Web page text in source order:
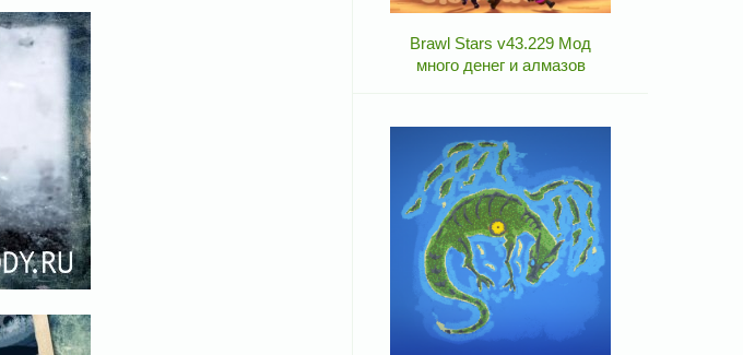
Brawl Stars v43.229 Мод
много денег и алмазов